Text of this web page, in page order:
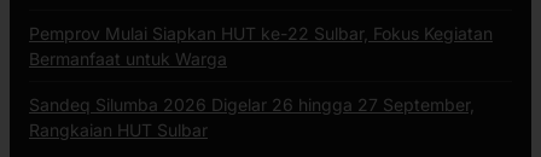
Pemprov Mulai Siapkan HUT ke-22 Sulbar, Fokus Kegiatan
Bermanfaat untuk Warga
Sandeq Silumba 2026 Digelar 26 hingga 27 September,
Rangkaian HUT Sulbar